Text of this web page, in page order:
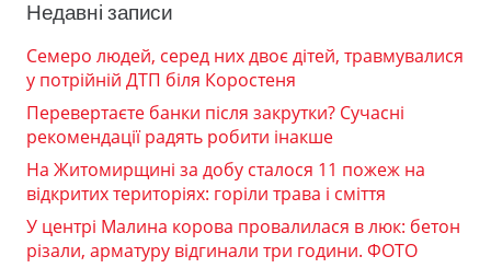
Недавні записи
Семеро людей, серед них двоє дітей, травмувалися
у потрійній ДТП біля Коростеня
Перевертаєте банки після закрутки? Сучасні
рекомендації радять робити інакше
На Житомирщині за добу сталося 11 пожеж на
відкритих територіях: горіли трава і сміття
У центрі Малина корова провалилася в люк: бетон
різали, арматуру відгинали три години. ФОТО